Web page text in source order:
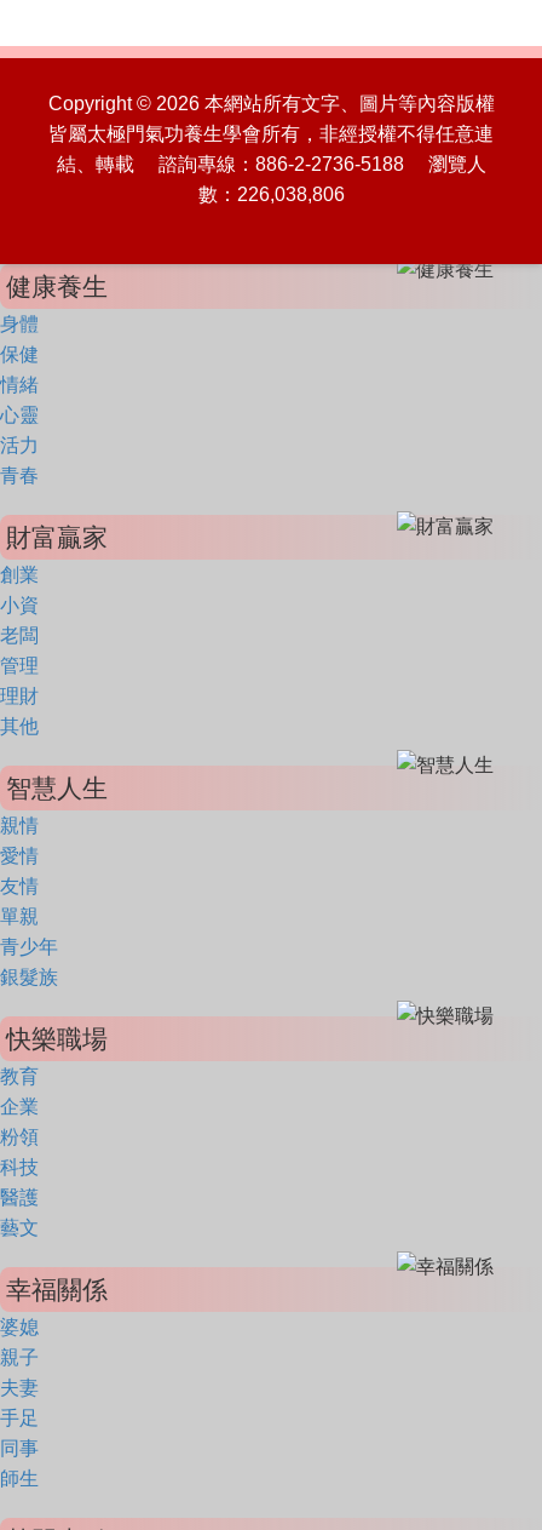
Copyright © 2026 本網站所有文字、圖片等內容版權
皆屬太極門氣功養生學會所有，非經授權不得任意連
結、轉載 諮詢專線：886-2-2736-5188 瀏覽人
數：226,038,806
健康養生
身體
保健
情緒
心靈
活力
青春
財富贏家
創業
小資
老闆
管理
理財
其他
智慧人生
親情
愛情
友情
單親
青少年
銀髮族
快樂職場
教育
企業
粉領
科技
醫護
藝文
幸福關係
婆媳
親子
夫妻
手足
同事
師生